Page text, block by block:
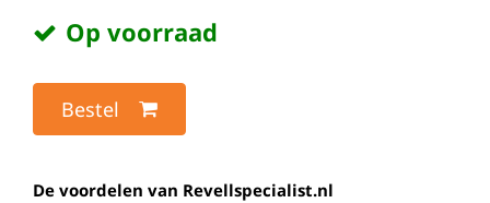
Op voorraad
Bestel
De voordelen van Revellspecialist.nl